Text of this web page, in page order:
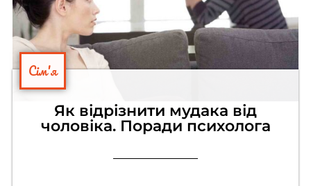
Сім'я
Як відрізнити мудака від
чоловіка. Поради психолога